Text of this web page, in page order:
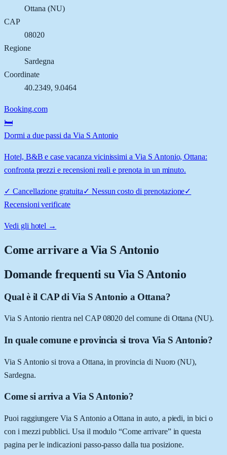
Ottana (NU)
CAP
08020
Regione
Sardegna
Coordinate
40.2349, 9.0464
Booking.com
🛏️
Dormi a due passi da Via S Antonio
Hotel, B&B e case vacanza vicinissimi a Via S Antonio, Ottana:
confronta prezzi e recensioni reali e prenota in un minuto.
✓ Cancellazione gratuita✓ Nessun costo di prenotazione✓
Recensioni verificate
Vedi gli hotel →
Come arrivare aVia S Antonio
Domande frequenti su Via S Antonio
Qual è il CAP di Via S Antonio a Ottana?
Via S Antonio rientra nel CAP 08020 del comune di Ottana (NU).
In quale comune e provincia si trova Via S Antonio?
Via S Antonio si trova a Ottana, in provincia di Nuoro (NU),
Sardegna.
Come si arriva a Via S Antonio?
Puoi raggiungere Via S Antonio a Ottana in auto, a piedi, in bici o
con i mezzi pubblici. Usa il modulo “Come arrivare” in questa
pagina per le indicazioni passo-passo dalla tua posizione.